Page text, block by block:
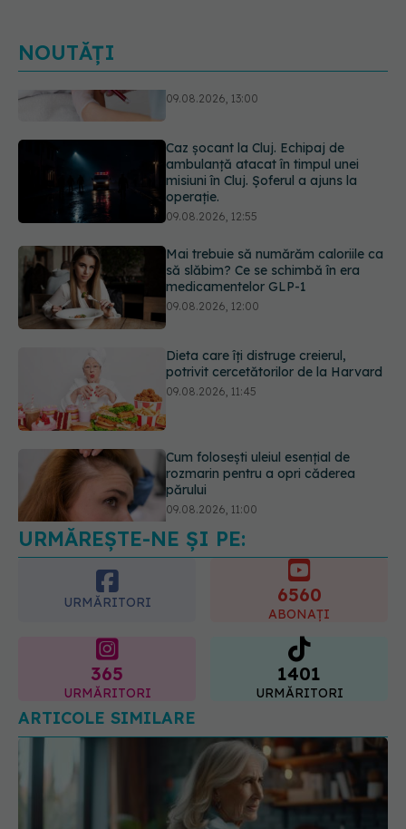
NOUTĂȚI
misiuni în Cluj. Șoferul a ajuns la
operație.
09.08.2026, 12:55
Mai trebuie să numărăm caloriile ca
medicamentelor GLP-1
09.08.2026, 12:00
09.08.2026, 11:45
părului
09.08.2026, 11:00
să-l facă. Ce înseamnă un rezultat
pozitiv
URMĂREȘTE-NE ȘI PE:
URMĂRITORI 6560
ABONAȚI
365
URMĂRITORI
1401
URMĂRITORI
ARTICOLE SIMILARE